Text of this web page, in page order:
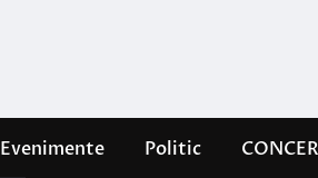
Evenimente Politic